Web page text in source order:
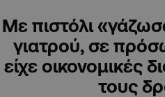
Με πιστόλι
γιατρού, σε
είχε οικονομικές
τους